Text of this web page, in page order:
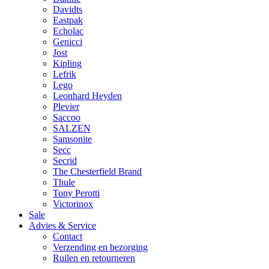
Davidts
Eastpak
Echolac
Genicci
Jost
Kipling
Lefrik
Lego
Leonhard Heyden
Plevier
Saccoo
SALZEN
Samsonite
Secc
Secrid
The Chesterfield Brand
Thule
Tony Perotti
Victorinox
Sale
Advies & Service
Contact
Verzending en bezorging
Ruilen en retourneren